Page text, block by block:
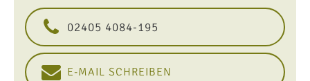
02405 4084-195
E-MAIL SCHREIBEN